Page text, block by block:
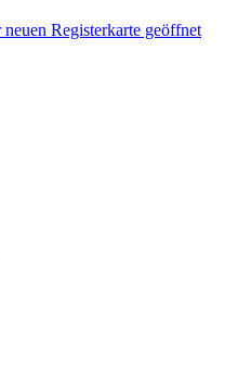
Registerkarte geöffnet